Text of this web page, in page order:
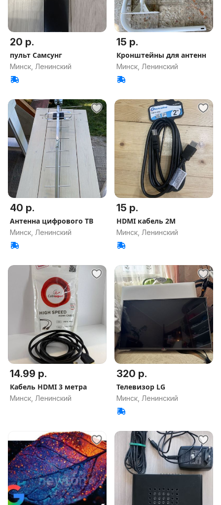
20 р.
пульт Самсунг
Минск, Ленинский
15 р.
Кронштейны для антенн
Минск, Ленинский
40 р.
Антенна цифрового ТВ
Минск, Ленинский
15 р.
HDMI кабель 2М
Минск, Ленинский
14.99 р.
Кабель HDMI 3 метра
Минск, Ленинский
320 р.
Телевизор LG
Минск, Ленинский